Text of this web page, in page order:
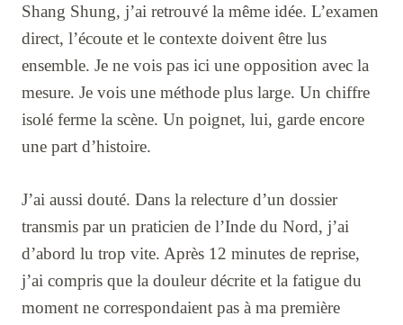
Shang Shung, j’ai retrouvé la même idée. L’examen
direct, l’écoute et le contexte doivent être lus
ensemble. Je ne vois pas ici une opposition avec la
mesure. Je vois une méthode plus large. Un chiffre
isolé ferme la scène. Un poignet, lui, garde encore
une part d’histoire.
J’ai aussi douté. Dans la relecture d’un dossier
transmis par un praticien de l’Inde du Nord, j’ai
d’abord lu trop vite. Après 12 minutes de reprise,
j’ai compris que la douleur décrite et la fatigue du
moment ne correspondaient pas à ma première